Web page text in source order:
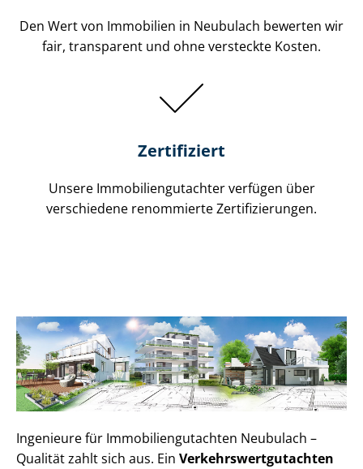
Den Wert von Immobilien in Neubulach bewerten wir
fair, transparent und ohne versteckte Kosten.
Zertifiziert
Unsere Immobilien­gutachter verfügen über
verschiedene renommierte Zer­ti­fi­zie­run­gen.
Ingenieure für Im­mo­bi­li­en­gut­ach­ten Neubulach –
Qualität zahlt sich aus. Ein Ver­kehrs­wert­gut­ach­ten